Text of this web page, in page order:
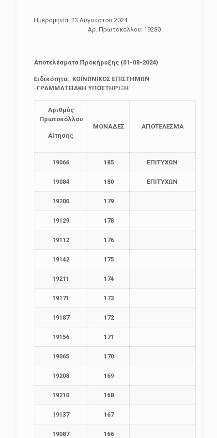
Ημερομηνία: 23 Αυγούστου 2024
Αρ. Πρωτοκόλλου: 19280
Αποτελέσματα Προκήρυξης (01-08-2024)
Ειδικότητα: ΚΟΙΝΩΝΙΚΟΣ ΕΠΙΣΤΗΜΩΝ
-ΓΡΑΜΜΑΤΕΙΑΚΗ ΥΠΟΣΤΗΡΙΞΗ
Αριθμός
Πρωτοκόλλου
Αίτησης
ΜΟΝΑΔΕΣ ΑΠΟΤΕΛΕΣΜΑ
19066 185 ΕΠΙΤΥΧΩΝ
19084 180 ΕΠΙΤΥΧΩΝ
19200 179
19129 178
19112 176
19142 175
19211 174
19171 173
19187 172
19156 171
19065 170
19208 169
19210 168
19137 167
19087 166